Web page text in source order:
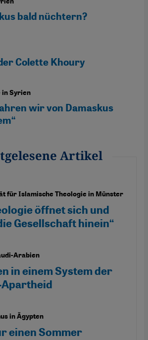
bald nüchtern?
Colette Khoury
in Syrien
wir von Damaskus
Artikel
für Islamische Theologie in Münster
öffnet sich und
Gesellschaft hinein“
Arabien
in einem System der
in Ägypten
einen Sommer